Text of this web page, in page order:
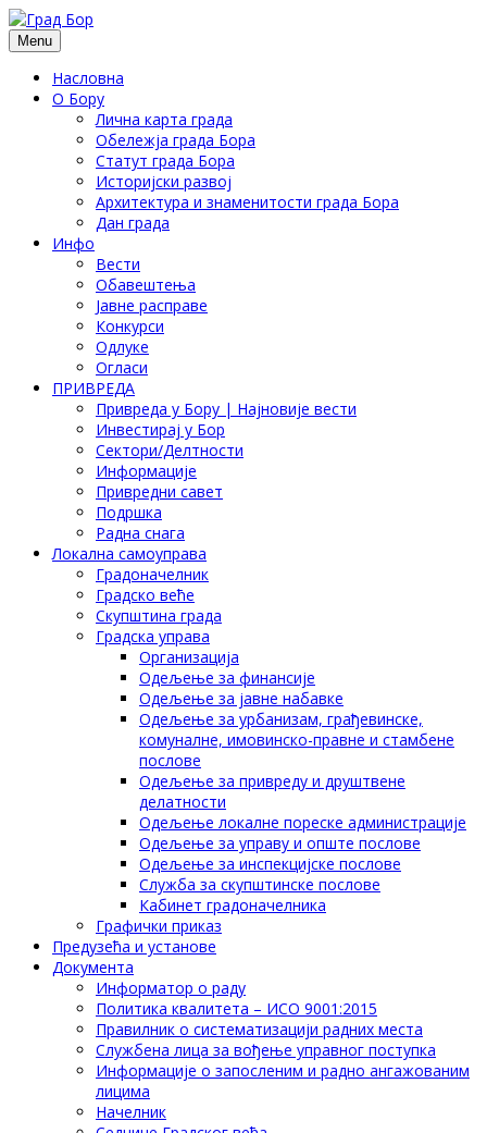
Menu
Насловна
О Бору
Лична карта града
Обележја града Бора
Статут града Бора
Историјски развој
Архитектура и знаменитости града Бора
Дан града
Инфо
Вести
Обавештења
Јавне расправе
Конкурси
Одлуке
Огласи
ПРИВРЕДА
Привреда у Бору | Најновије вести
Инвестирај у Бор
Сектори/Делтности
Информације
Привредни савет
Подршка
Радна снага
Локална самоуправа
Градоначелник
Градско веће
Скупштина града
Градска управа
Организација
Одељење за финансије
Одељење за јавне набавке
Одељење за урбанизам, грађевинске,
комуналне, имовинско-правне и стамбене
послове
Одељење за привреду и друштвене
делатности
Одељење локалне пореске администрације
Одељење за управу и опште послове
Одељење за инспекцијске послове
Служба за скупштинске послове
Кабинет градоначелника
Графички приказ
Предузећа и установе
Документа
Информатор о раду
Политика квалитета – ИСО 9001:2015
Правилник о систематизацији радних места
Службена лица за вођење управног поступка
Информације о запосленим и радно ангажованим
лицима
Начелник